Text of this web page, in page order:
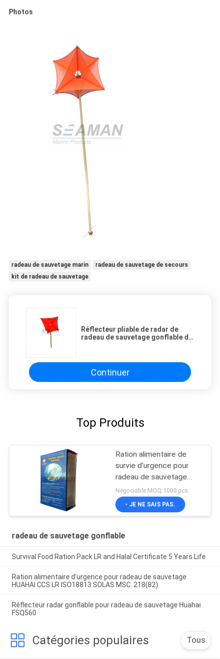
Photos
radeau de sauvetage marin
radeau de sauvetage de secours
kit de radeau de sauvetage
Réflecteur pliable de radar de
radeau de sauvetage gonflable de
Continuer
Top Produits
Ration alimentaire de
survie d'urgence pour
radeau de sauvetage
gonflable
Négociable MOQ:1000 pcs
- JE NE SAIS PAS.
radeau de sauvetage gonflable
Survival Food Ration Pack LR and Halal Certificate 5 Years Life
Ration alimentaire d'urgence pour radeau de sauvetage
HUAHAI CCS LR ISO18813 SOLAS MSC. 218(82)
Réflecteur radar gonflable pour radeau de sauvetage Huahai
FSQ560
Catégories populaires Tous